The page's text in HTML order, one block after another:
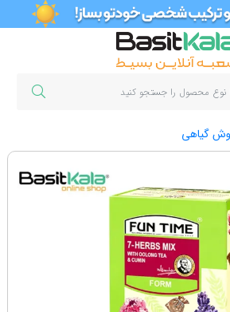
گیاهی